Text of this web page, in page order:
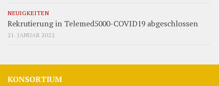
NEUIGKEITEN
Rekrutierung in Telemed5000-COVID19 abgeschlossen
21. JANUAR 2022
KONSORTIUM